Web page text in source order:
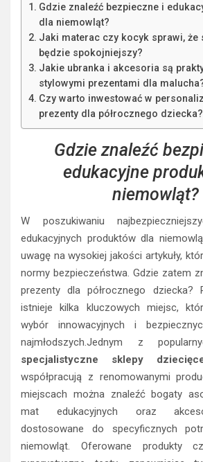
Gdzie znaleźć bezpieczne i
dla niemowląt?
Jaki materac czy kocyk sprawi, że
będzie spokojniejszy?
Jakie ubranka i akcesoria są
stylowymi prezentami dla
Czy warto inwestować w
prezenty dla półrocznego dziecka?
Gdzie znaleźć
edukacyjne
niemowląt?
W poszukiwaniu
edukacyjnych produktów dla
uwagę na wysokiej jakości artykuły,
normy bezpieczeństwa. Gdzie zatem
prezenty dla półrocznego dziecka?
istnieje kilka kluczowych miejsc,
wybór innowacyjnych i
najmłodszych.Jednym z
specjalistyczne sklepy
współpracują z renomowanymi
miejscach można znaleźć bogaty
mat edukacyjnych oraz
dostosowane do specyficznych
niemowląt. Oferowane produkty